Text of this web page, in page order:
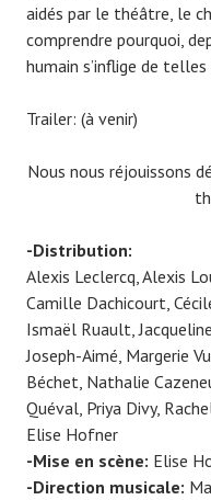
aidés par le théâtre, le
comprendre pourquoi,
humain s’inflige de
Trailer: (à venir)
Nous nous réjouissons
-Distribution:
Alexis Leclercq, Alexis
Camille Dachicourt,
Ismaël Ruault,
Joseph-Aimé, Margerie
Béchet, Nathalie
Quéval, Priya Divy,
Elise Hofner
-Mise en scène: Elise
-Direction musicale: